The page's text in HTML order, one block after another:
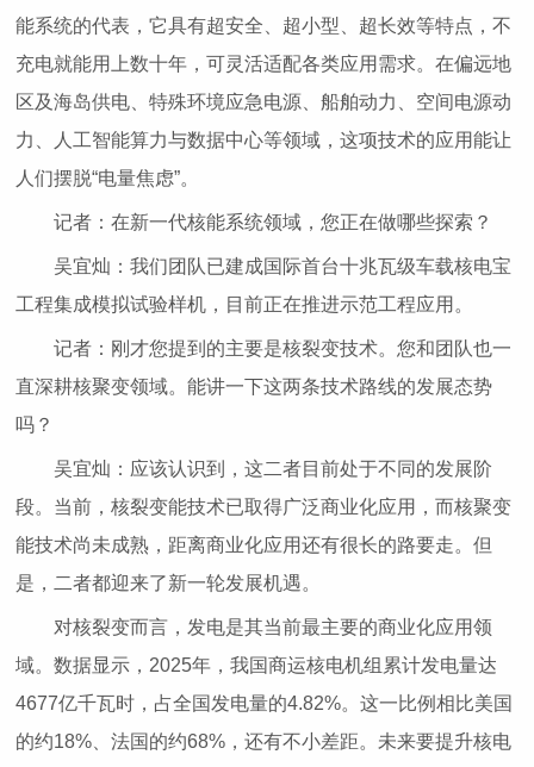
能系统的代表，它具有超安全、超小型、超长效等特点，不
充电就能用上数十年，可灵活适配各类应用需求。在偏远地
区及海岛供电、特殊环境应急电源、船舶动力、空间电源动
力、人工智能算力与数据中心等领域，这项技术的应用能让
人们摆脱“电量焦虑”。
记者：在新一代核能系统领域，您正在做哪些探索？
吴宜灿：我们团队已建成国际首台十兆瓦级车载核电宝
工程集成模拟试验样机，目前正在推进示范工程应用。
记者：刚才您提到的主要是核裂变技术。您和团队也一
直深耕核聚变领域。能讲一下这两条技术路线的发展态势
吗？
吴宜灿：应该认识到，这二者目前处于不同的发展阶
段。当前，核裂变能技术已取得广泛商业化应用，而核聚变
能技术尚未成熟，距离商业化应用还有很长的路要走。但
是，二者都迎来了新一轮发展机遇。
对核裂变而言，发电是其当前最主要的商业化应用领
域。数据显示，2025年，我国商运核电机组累计发电量达
4677亿千瓦时，占全国发电量的4.82%。这一比例相比美国
的约18%、法国的约68%，还有不小差距。未来要提升核电